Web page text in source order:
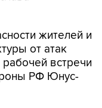
жителей и
от атак
встречи
РФ Юнус-